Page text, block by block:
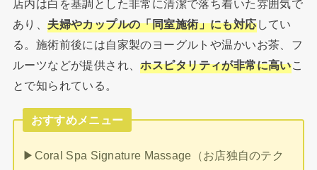
店内は白を基調とした非常に清潔で落ち着いた雰囲気で
あり、夫婦やカップルの「同室施術」にも対応してい
る。施術前後には自家製のヨーグルトや温かいお茶、フ
ルーツなどが提供され、ホスピタリティが非常に高いこ
とで知られている。
おすすめメニュー
▶︎Coral Spa Signature Massage（お店独自のテク